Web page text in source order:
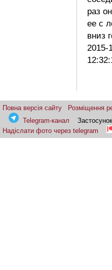
раз
ее с
вниз
2015-
Повна версія сайту Розміщення
Telegram-канал
Надіслати фото через telegram